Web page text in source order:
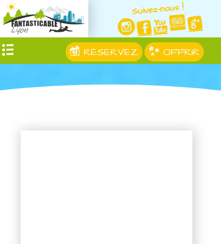
Suivez-nous !
RÉSERVEZ OFFRIR